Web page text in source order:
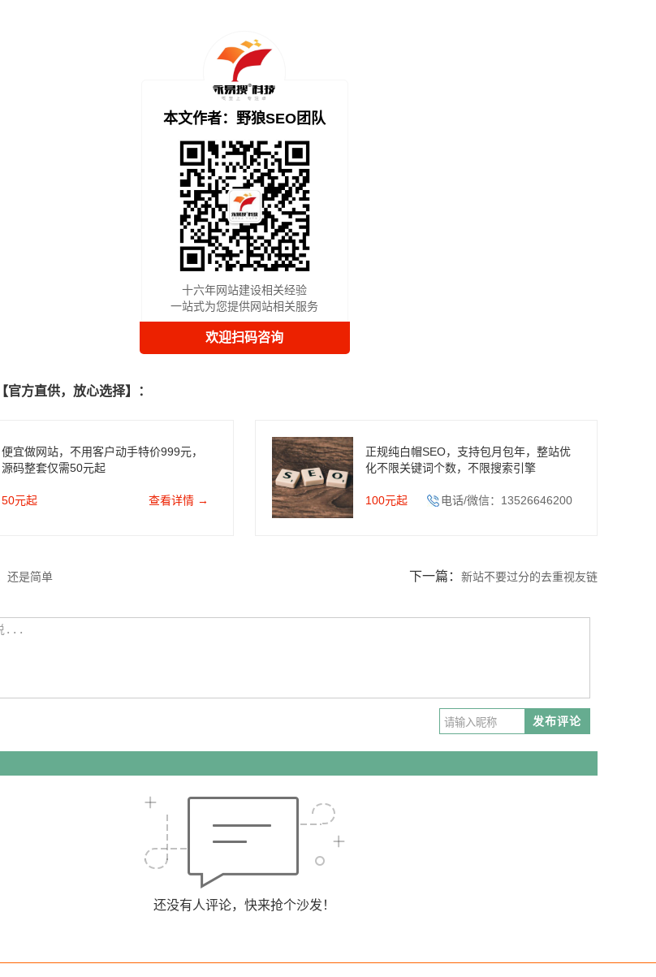
本文作者：野狼SEO团队
十六年网站建设相关经验
一站式为您提供网站相关服务
欢迎扫码咨询
官方直供，放心选择】：
便宜做网站，不用客户动手特价999元，
源码整套仅需50元起
50元起 查看详情 →
正规纯白帽SEO，支持包月包年，整站优
化不限关键词个数，不限搜索引擎
100元起 电话/微信：13526646200
还是简单 下一篇： 新站不要过分的去重视友链
发布评论
还没有人评论，快来抢个沙发！